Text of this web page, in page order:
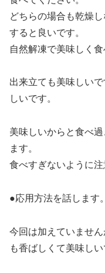
どちらの場合も乾燥
すると良いです。
自然解凍で美味しく
出来立ても美味しい
しいです。
美味しいからと食べ
ます。
食べすぎないように注
●応用方法を話します。
今回は加えていませ
も香ばしくて美味しい